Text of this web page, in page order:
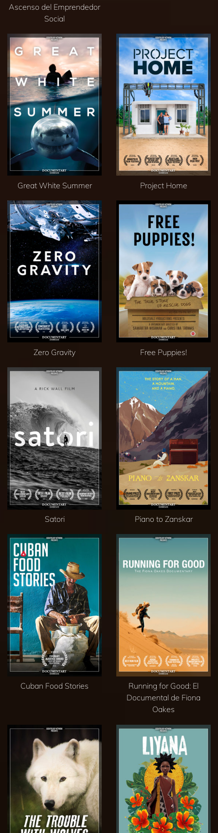
Ascenso del Emprendedor
Social
Great White Summer Project Home
Zero Gravity Free Puppies!
Satori Piano to Zanskar
Cuban Food Stories
Running for Good: El
Documental de Fiona
Oakes